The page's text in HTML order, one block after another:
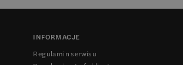
INFORMACJE
Regulamin serwisu